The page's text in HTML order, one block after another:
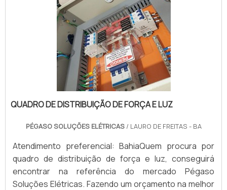
QUADRO DE DISTRIBUIÇÃO DE FORÇA E LUZ
PÉGASO SOLUÇÕES ELÉTRICAS / LAURO DE FREITAS - BA
Atendimento preferencial: BahiaQuem procura por
quadro de distribuição de força e luz, conseguirá
encontrar na referência do mercado Pégaso
Soluções Elétricas. Fazendo um orçamento na melhor